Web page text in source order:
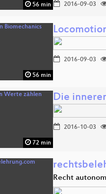
56 min 2016-09-03
56 min
2016-09-03
72 min
Die
2016-10-03
Recht